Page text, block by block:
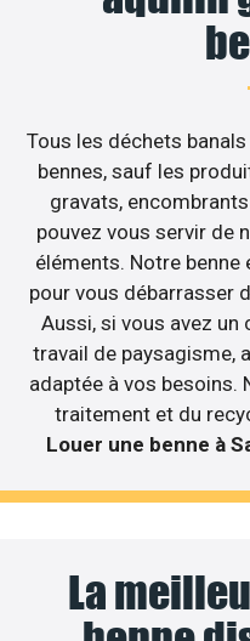
Tous les déchets
bennes, sauf les
gravats,
pouvez vous servir de
éléments. Notre
pour vous débarrasser
Aussi, si vous avez
travail de paysagisme,
adaptée à vos besoins.
traitement et du
Louer une benne à
La